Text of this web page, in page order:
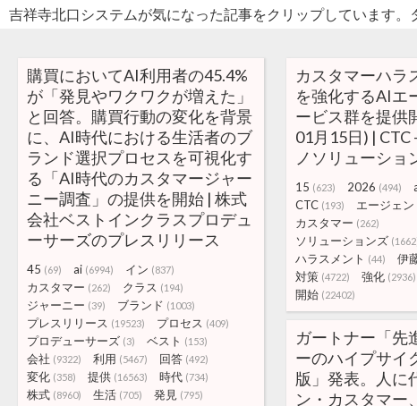
吉祥寺北口システムが気になった記事をクリップしています
購買においてAI利用者の45.4%
が「発見やワクワクが増えた」
と回答。購買行動の変化を背景
に、AI時代における生活者のブ
ランド選択プロセスを可視化す
る「AI時代のカスタマージャー
ニー調査」の提供を開始 | 株式
会社ベストインクラスプロデュ
ーサーズのプレスリリース
45 (69) ai (6994) イン (837)
カスタマー (262) クラス (194)
ジャーニー (39) ブランド (1003)
プレスリリース (19523) プロセス (409)
プロデューサーズ (3) ベスト (153)
会社 (9322) 利用 (5467) 回答 (492)
変化 (358) 提供 (16563) 時代 (734)
株式 (8960) 生活 (705) 発見 (795)
カスタマーハラ
を強化するAIエ
ービス群を提供
01月15日) | CTC
ノソリューショ
15 (623) 2026 (494)
CTC (193) エージェ
カスタマー (262)
ソリューションズ
ハラスメント (44) 伊
対策 (4722) 強化 (2936)
開始 (22402)
ガートナー「先
ーのハイプサイ
版」発表。人に
ン・カスタマー